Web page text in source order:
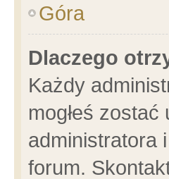
Góra
Dlaczego
Każdy
mogłeś
administratora
forum.